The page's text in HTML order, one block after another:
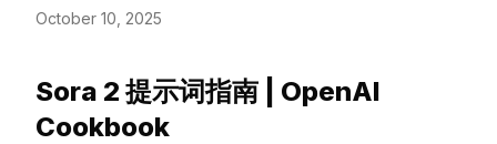
过一大堆教程，但自己却什么也做不出来。 * 花在看
无所知。
October 10, 2025
Sora 2 提示词指南 | OpenAI
Cookbook
View Article